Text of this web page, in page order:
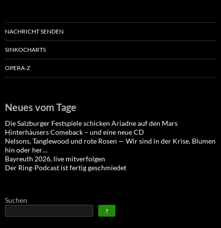
NACHRICHT SENDEN
SINKOCHARTS
OPERA-Z
Neues vom Tage
Die Salzburger Festspiele schicken Ariadne auf den Mars
Hinterhäusers Comeback – und eine neue CD
Nelsons, Tanglewood und rote Rosen — Wir sind in der Krise, Blumen
hin oder her…
Bayreuth 2026, live mitverfolgen
Der Ring-Podcast ist fertig geschmiedet
Suchen
?